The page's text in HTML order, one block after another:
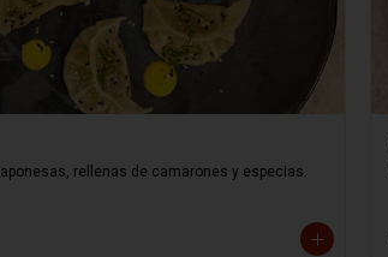
rellenas de camarones y especias.